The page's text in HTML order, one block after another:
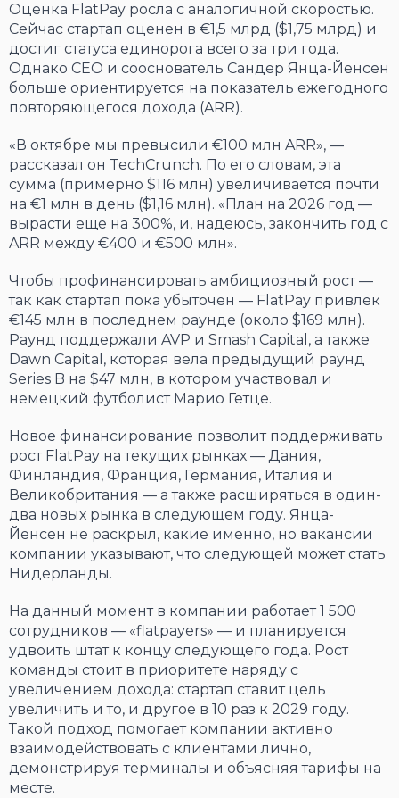
Оценка FlatPay росла с аналогичной скоростью.
Сейчас стартап оценен в €1,5 млрд ($1,75 млрд) и
достиг статуса единорога всего за три года.
Однако CEO и сооснователь Сандер Янца-Йенсен
больше ориентируется на показатель ежегодного
повторяющегося дохода (ARR).
«В октябре мы превысили €100 млн ARR», —
рассказал он TechCrunch. По его словам, эта
сумма (примерно $116 млн) увеличивается почти
на €1 млн в день ($1,16 млн). «План на 2026 год —
вырасти еще на 300%, и, надеюсь, закончить год с
ARR между €400 и €500 млн».
Чтобы профинансировать амбициозный рост —
так как стартап пока убыточен — FlatPay привлек
€145 млн в последнем раунде (около $169 млн).
Раунд поддержали AVP и Smash Capital, а также
Dawn Capital, которая вела предыдущий раунд
Series B на $47 млн, в котором участвовал и
немецкий футболист Марио Гетце.
Новое финансирование позволит поддерживать
рост FlatPay на текущих рынках — Дания,
Финляндия, Франция, Германия, Италия и
Великобритания — а также расширяться в один-
два новых рынка в следующем году. Янца-
Йенсен не раскрыл, какие именно, но вакансии
компании указывают, что следующей может стать
Нидерланды.
На данный момент в компании работает 1 500
сотрудников — «flatpayers» — и планируется
удвоить штат к концу следующего года. Рост
команды стоит в приоритете наряду с
увеличением дохода: стартап ставит цель
увеличить и то, и другое в 10 раз к 2029 году.
Такой подход помогает компании активно
взаимодействовать с клиентами лично,
демонстрируя терминалы и объясняя тарифы на
месте.